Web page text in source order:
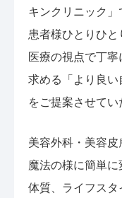
キンクリニック」
患者様ひとりひと
医療の視点で丁
求める「より良
をご提案させてい
美容外科・美容皮
魔法の様に簡単
体質、ライフスタ